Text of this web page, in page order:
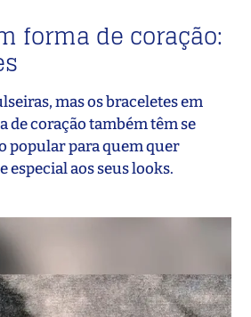
forma de coração:
mas os braceletes em
de coração também têm se
popular para quem quer
aos seus looks.